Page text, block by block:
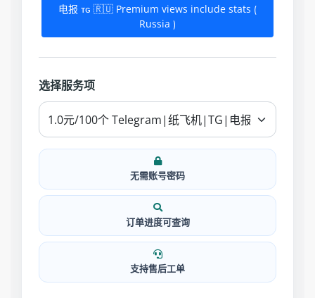
电报 ᴛɢ 🇷🇺 Premium views include stats ⟮
Russia ⟯
选择服务项
无需账号密码
订单进度可查询
支持售后工单